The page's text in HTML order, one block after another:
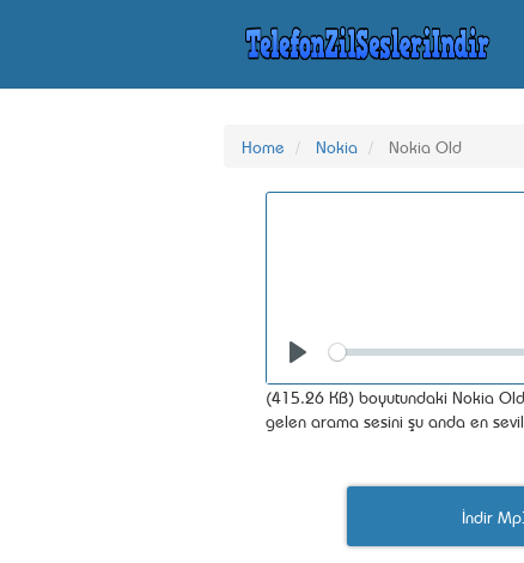
Home Nokia Nokia Old
Seek
(415.26 KB) boyutundaki Nokia Old
gelen arama sesini şu anda en
İndir